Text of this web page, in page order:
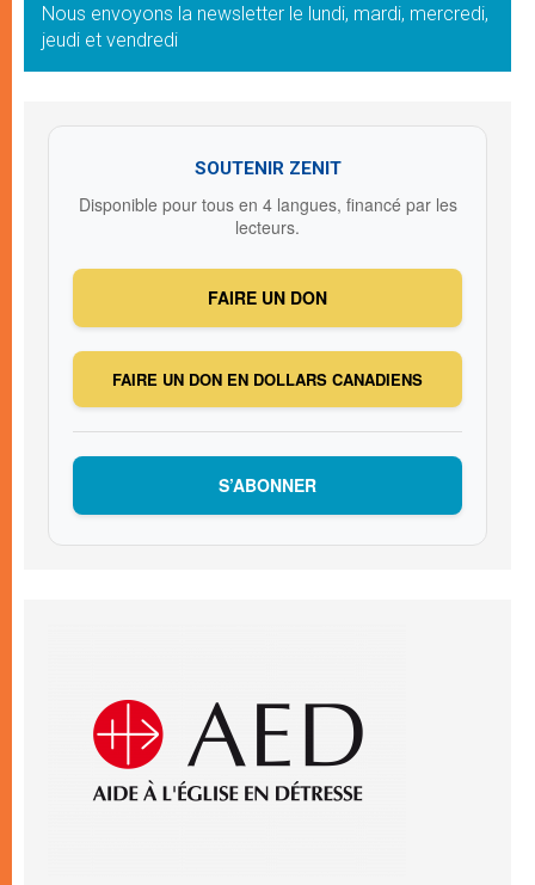
Nous envoyons la newsletter le lundi, mardi, mercredi,
jeudi et vendredi
SOUTENIR ZENIT
Disponible pour tous en 4 langues, financé par les
lecteurs.
FAIRE UN DON
FAIRE UN DON EN DOLLARS CANADIENS
S’ABONNER